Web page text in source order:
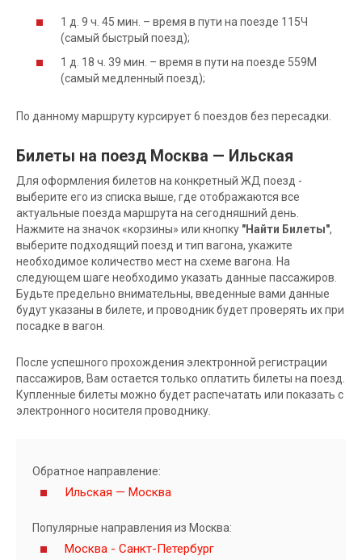
1 д. 9 ч. 45 мин. – время в пути на поезде 115Ч
(самый быстрый поезд);
1 д. 18 ч. 39 мин. – время в пути на поезде 559М
(самый медленный поезд);
По данному маршруту курсирует 6 поездов без пересадки.
Билеты на поезд Москва — Ильская
Для оформления билетов на конкретный ЖД поезд -
выберите его из списка выше, где отображаются все
актуальные поезда маршрута на сегодняшний день.
Нажмите на значок «корзины» или кнопку "Найти Билеты",
выберите подходящий поезд и тип вагона, укажите
необходимое количество мест на схеме вагона. На
следующем шаге необходимо указать данные пассажиров.
Будьте предельно внимательны, введенные вами данные
будут указаны в билете, и проводник будет проверять их при
посадке в вагон.
После успешного прохождения электронной регистрации
пассажиров, Вам остается только оплатить билеты на поезд.
Купленные билеты можно будет распечатать или показать с
электронного носителя проводнику.
Обратное направление:
Ильская — Москва
Популярные направления из Москва:
Москва - Санкт-Петербург